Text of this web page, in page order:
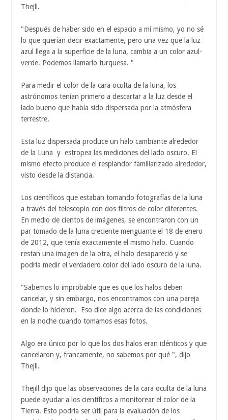
Thejll.
"Después de haber sido en el espacio a mí mismo, yo no sé
lo que querían decir exactamente, pero una vez que la luz
azul llega a la superficie de la luna, cambia a un color azul-
verde. Podemos llamarlo turquesa. "
Para medir el color de la cara oculta de la luna, los
astrónomos tenían primero a descartar a la luz desde el
lado bueno que había sido dispersada por la atmósfera
terrestre.
Esta luz dispersada produce un halo cambiante alrededor
de la Luna y estropea las mediciones del lado oscuro. El
mismo efecto produce el resplandor familiarizado alrededor,
visto desde la distancia.
Los científicos que estaban tomando fotografías de la luna
a través del telescopio con dos filtros de color diferentes.
En medio de cientos de imágenes, se encontraron con un
par tomado de la luna creciente menguante el 18 de enero
de 2012, que tenía exactamente el mismo halo. Cuando
restan una imagen de la otra, el halo desapareció y se
podría medir el verdadero color del lado oscuro de la luna.
"Sabemos lo improbable que es que los halos deben
cancelar, y sin embargo, nos encontramos con una pareja
donde lo hicieron. Eso dice algo acerca de las condiciones
en la noche cuando tomamos esas fotos.
Algo era único por lo que los dos halos eran idénticos y que
cancelaron y, francamente, no sabemos por qué ", dijo
Thejll.
Thejill dijo que las observaciones de la cara oculta de la luna
puede ayudar a los científicos a monitorear el color de la
Tierra. Esto podría ser útil para la evaluación de los